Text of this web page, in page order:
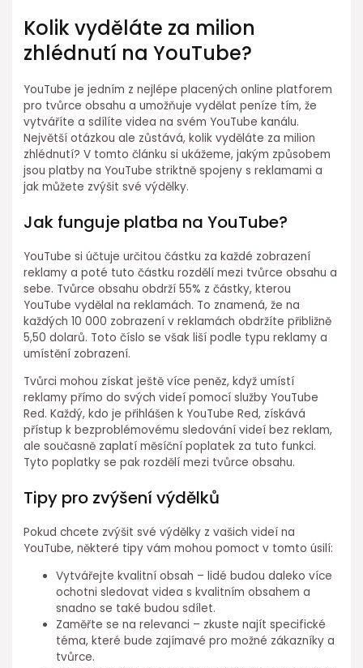
Kolik vyděláte za milion
zhlédnutí na YouTube?
YouTube je jedním z nejlépe placených online platforem
pro tvůrce obsahu a umožňuje vydělat peníze tím, že
vytváříte a sdílíte videa na svém YouTube kanálu.
Největší otázkou ale zůstává, kolik vyděláte za milion
zhlédnutí? V tomto článku si ukážeme, jakým způsobem
jsou platby na YouTube striktně spojeny s reklamami a
jak můžete zvýšit své výdělky.
Jak funguje platba na YouTube?
YouTube si účtuje určitou částku za každé zobrazení
reklamy a poté tuto částku rozdělí mezi tvůrce obsahu a
sebe. Tvůrce obsahu obdrží 55% z částky, kterou
YouTube vydělal na reklamách. To znamená, že na
každých 10 000 zobrazení v reklamách obdržíte přibližně
5,50 dolarů. Toto číslo se však liší podle typu reklamy a
umístění zobrazení.
Tvůrci mohou získat ještě více peněz, když umístí
reklamy přímo do svých videí pomocí služby YouTube
Red. Každý, kdo je přihlášen k YouTube Red, získává
přístup k bezproblémovému sledování videí bez reklam,
ale současně zaplatí měsíční poplatek za tuto funkci.
Tyto poplatky se pak rozdělí mezi tvůrce obsahu.
Tipy pro zvýšení výdělků
Pokud chcete zvýšit své výdělky z vašich videí na
YouTube, některé tipy vám mohou pomoct v tomto úsilí:
Vytvářejte kvalitní obsah – lidé budou daleko více
ochotni sledovat videa s kvalitním obsahem a
snadno se také budou sdílet.
Zaměřte se na relevanci – zkuste najít specifické
téma, které bude zajímavé pro možné zákazníky a
tvůrce.